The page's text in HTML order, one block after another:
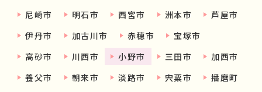
尼崎市
明石市 西宮市 洲本市
芦屋市
伊丹市
加古川市 赤穂市
宝塚市
高砂市
川西市 小野市 三田市
加西市
養父市
朝来市 淡路市 宍粟市
播磨町